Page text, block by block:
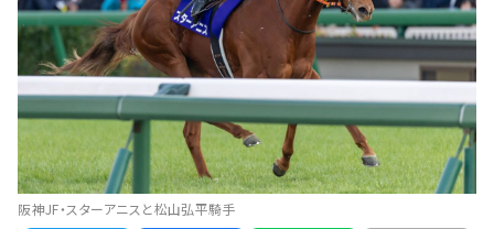
阪神JF・スターアニスと松山弘平騎手